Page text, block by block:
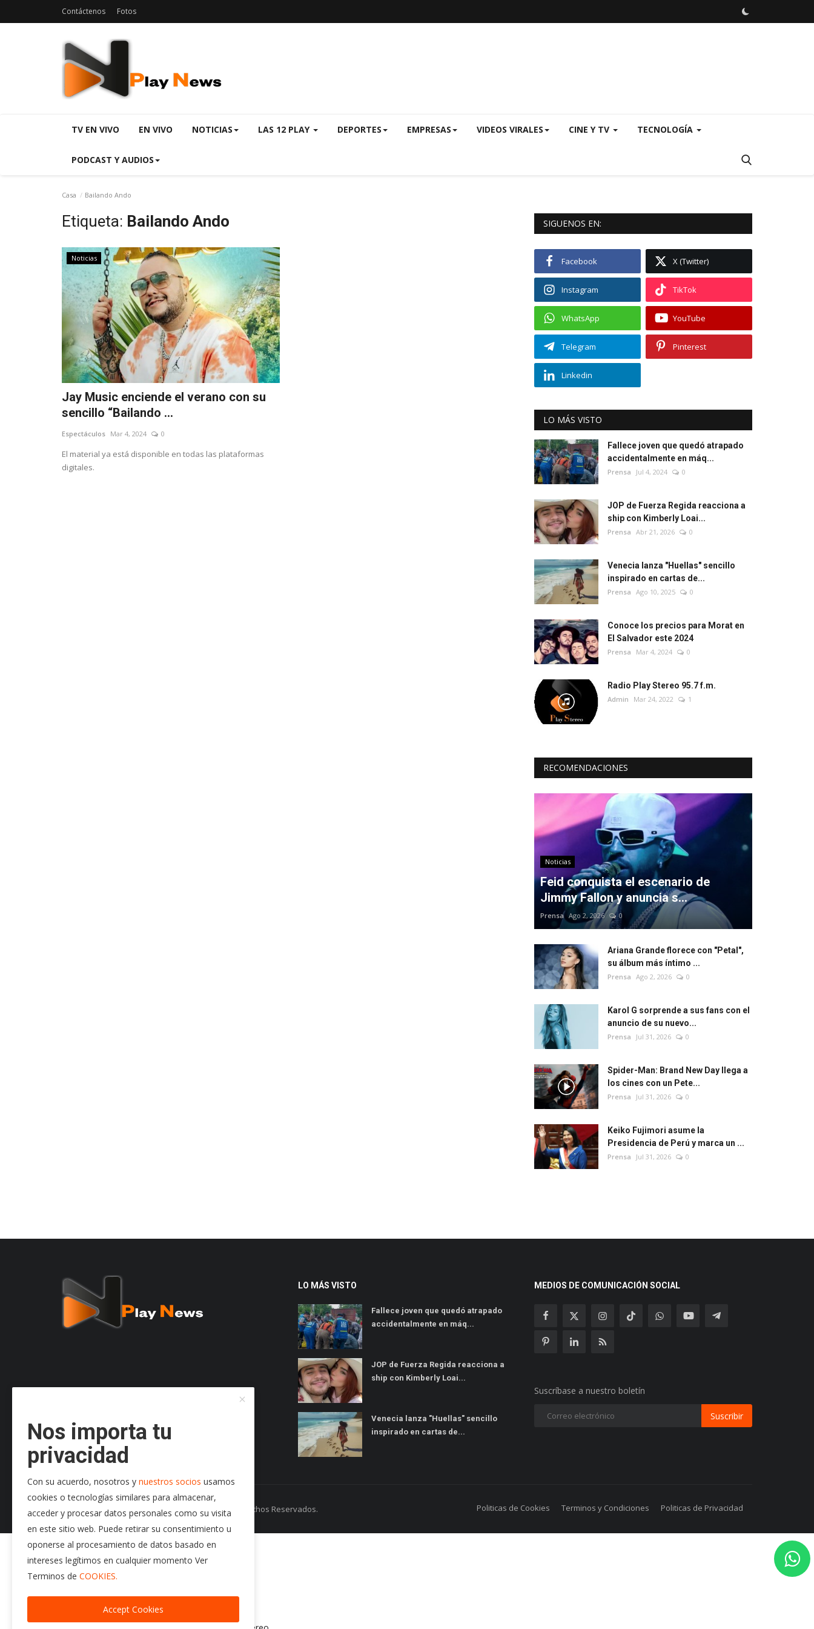
Contáctenos Fotos
TV EN VIVO EN VIVO NOTICIAS LAS 12 PLAY DEPORTES EMPRESAS VIDEOS VIRALES CINE Y TV TECNOLOGÍA
PODCAST Y AUDIOS
Casa Bailando Ando
Etiqueta: Bailando Ando
Noticias
Jay Music enciende el verano con su
sencillo “Bailando ...
Espectáculos Mar 4, 2024 0
El material ya está disponible en todas las plataformas
digitales.
SIGUENOS EN:
Facebook X (Twitter)
Instagram TikTok
WhatsApp YouTube
Telegram Pinterest
Linkedin
LO MÁS VISTO
Fallece joven que quedó atrapado
accidentalmente en máq...
Prensa Jul 4, 2024 0
JOP de Fuerza Regida reacciona a
ship con Kimberly Loai...
Prensa Abr 21, 2026 0
Venecia lanza "Huellas" sencillo
inspirado en cartas de...
Prensa Ago 10, 2025 0
Conoce los precios para Morat en
El Salvador este 2024
Prensa Mar 4, 2024 0
Radio Play Stereo 95.7 f.m.
Admin Mar 24, 2022 1
RECOMENDACIONES
Noticias
Feid conquista el escenario de
Jimmy Fallon y anuncia s...
Prensa Ago 2, 2026 0
Ariana Grande florece con "Petal",
su álbum más íntimo ...
Prensa Ago 2, 2026 0
Karol G sorprende a sus fans con el
anuncio de su nuevo...
Prensa Jul 31, 2026 0
Spider-Man: Brand New Day llega a
los cines con un Pete...
Prensa Jul 31, 2026 0
Keiko Fujimori asume la
Presidencia de Perú y marca un ...
Prensa Jul 31, 2026 0
LO MÁS VISTO
Fallece joven que quedó atrapado
accidentalmente en máq...
JOP de Fuerza Regida reacciona a
ship con Kimberly Loai...
Venecia lanza "Huellas" sencillo
inspirado en cartas de...
MEDIOS DE COMUNICACIÓN SOCIAL
Suscríbase a nuestro boletín
Suscribir
Copyright 2024 Radio Play Stereo- Todos los Derechos Reservados. Politicas de Cookies Terminos y Condiciones Politicas de Privacidad
Nos importa tu
privacidad
Con su acuerdo, nosotros y nuestros socios usamos
cookies o tecnologías similares para almacenar,
acceder y procesar datos personales como su visita
en este sitio web. Puede retirar su consentimiento u
oponerse al procesamiento de datos basado en
intereses legítimos en cualquier momento Ver
Terminos de COOKIES.
Accept Cookies
95.7 f.m.
Radio Play Stereo
audio/images/p3.jpg
https://radioplaystereo.com